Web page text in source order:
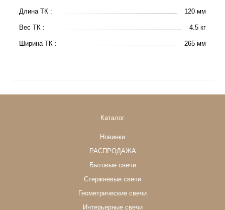
Длина ТК : 120 мм
Вес ТК : 4.5 кг
Ширина ТК : 265 мм
Каталог
Новинки
РАСПРОДАЖА
Бытовые свечи
Стержневые свечи
Геометрические свечи
Интерьерные свечи